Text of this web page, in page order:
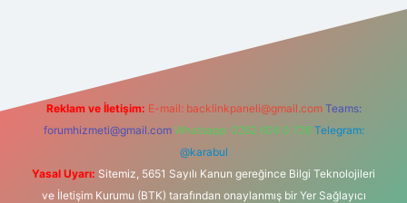
Reklam ve İletişim: E-mail: backlinkpaneli@gmail.com Teams:
forumhizmeti@gmail.com Whatsapp: 0262 606 0 726 Telegram:
@karabul
Yasal Uyarı: Sitemiz, 5651 Sayılı Kanun gereğince Bilgi Teknolojileri
ve İletişim Kurumu (BTK) tarafından onaylanmış bir Yer Sağlayıcı